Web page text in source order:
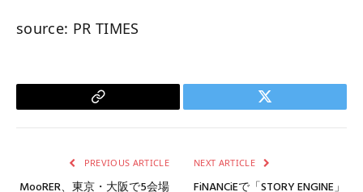
source: PR TIMES
Copy
Twitter
PREVIOUS ARTICLE
MooRER、東京・大阪で5会場
NEXT ARTICLE
FiNANCiEで「STORY ENGINE」